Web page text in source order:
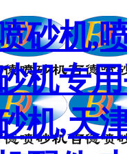
砂机,
机专
机,天